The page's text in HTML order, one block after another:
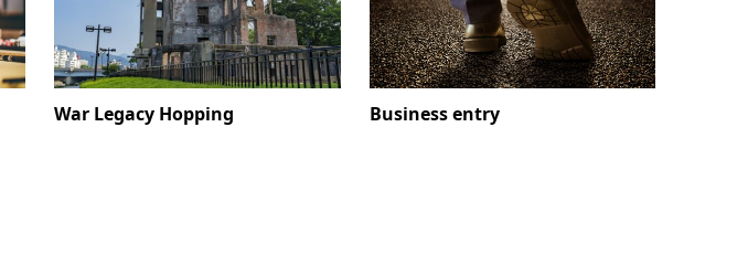
War Legacy Hopping Business entry